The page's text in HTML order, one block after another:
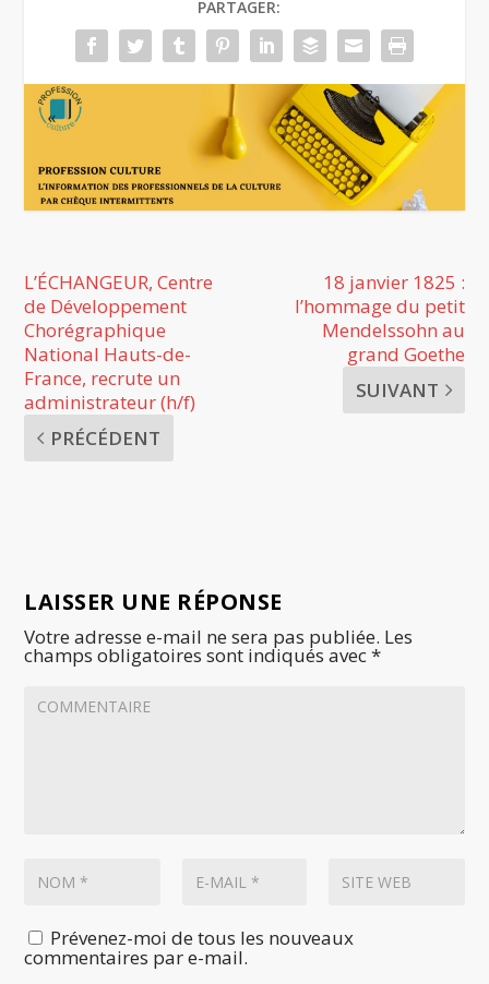
PARTAGER:
L’ÉCHANGEUR, Centre
de Développement
Chorégraphique
National Hauts-de-
France, recrute un
administrateur (h/f)
PRÉCÉDENT
18 janvier 1825 :
l’hommage du petit
Mendelssohn au
grand Goethe
SUIVANT
LAISSER UNE RÉPONSE
Votre adresse e-mail ne sera pas publiée. Les
champs obligatoires sont indiqués avec*
Prévenez-moi de tous les nouveaux
commentaires par e-mail.